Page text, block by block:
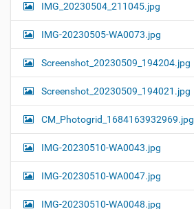
IMG_20230504_211045.jpg
IMG-20230505-WA0073.jpg
Screenshot_20230509_194204.jpg
Screenshot_20230509_194021.jpg
CM_Photogrid_1684163932969.jpg
IMG-20230510-WA0043.jpg
IMG-20230510-WA0047.jpg
IMG-20230510-WA0048.jpg